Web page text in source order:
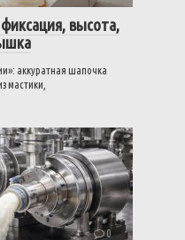
высота,
аккуратная шапочка
мастики,
0